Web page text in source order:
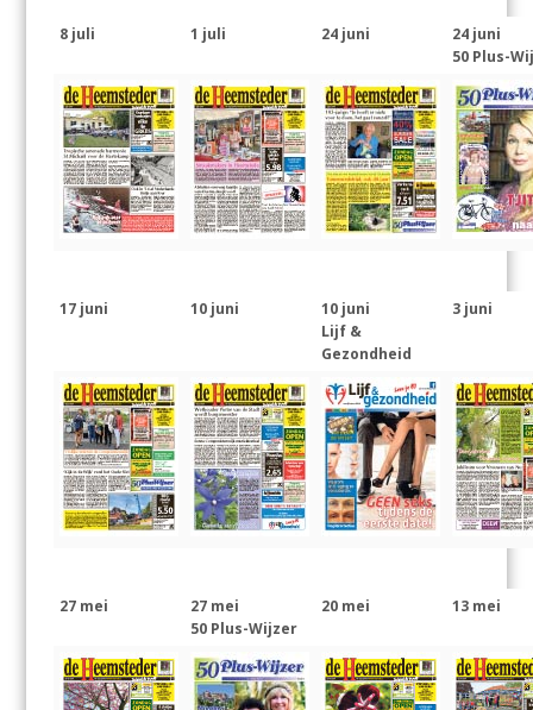
8 juli 1 juli 24 juni
24 juni
50 Plus-
17 juni 10 juni
10 juni
Lijf &
Gezondheid
3 juni
27 mei
27 mei
50 Plus-Wijzer
20 mei 13 mei